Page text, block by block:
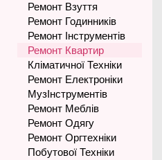
Ремонт Взуття
Ремонт Годинників
Ремонт Інструментів
Ремонт Квартир
Кліматичної Техніки
Ремонт Електроніки
МузІнструментів
Ремонт Меблів
Ремонт Одягу
Ремонт Оргтехніки
Побутової Техніки